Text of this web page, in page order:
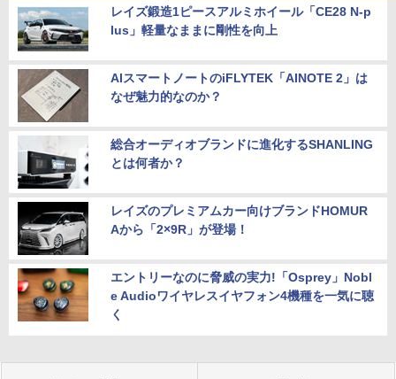
レイズ鍛造1ピースアルミホイール「CE28 N-p
lus」軽量なままに剛性を向上
AIスマートノートのiFLYTEK「AINOTE 2」は
なぜ魅力的なのか？
総合オーディオブランドに進化するSHANLING
とは何者か？
レイズのプレミアムカー向けブランドHOMUR
Aから「2×9R」が登場！
エントリーなのに脅威の実力!「Osprey」Nobl
e Audioワイヤレスイヤフォン4機種を一気に聴
く